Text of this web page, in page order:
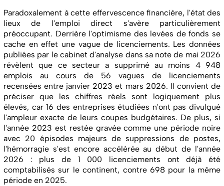
Paradoxalement à cette effervescence financière, l'état des
lieux de l'emploi direct s'avère particulièrement
préoccupant. Derrière l'optimisme des levées de fonds se
cache en effet une vague de licenciements. Les données
publiées par le cabinet d'analyse dans sa note de mai 2026
révèlent que ce secteur a supprimé au moins 4 948
emplois au cours de 56 vagues de licenciements
recensées entre janvier 2023 et mars 2026. Il convient de
préciser que les chiffres réels sont logiquement plus
élevés, car 16 des entreprises étudiées n'ont pas divulgué
l'ampleur exacte de leurs coupes budgétaires. De plus, si
l'année 2023 est restée gravée comme une période noire
avec 20 épisodes majeurs de suppressions de postes,
l'hémorragie s'est encore accélérée au début de l'année
2026 : plus de 1 000 licenciements ont déjà été
comptabilisés sur le continent, contre 698 pour la même
période en 2025.